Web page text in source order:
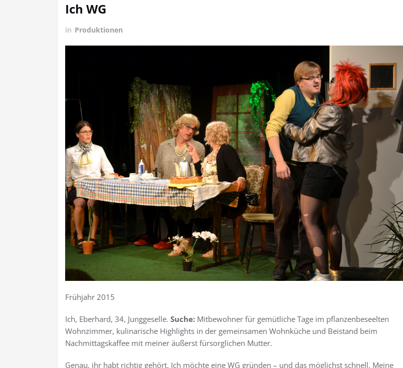
Ich WG
in Produktionen
Frühjahr 2015
Ich, Eberhard, 34, Junggeselle. Suche: Mitbewohner für gemütliche Tage im pflanzenbeseelten
Wohnzimmer, kulinarische Highlights in der gemeinsamen Wohnküche und Beistand beim
Nachmittagskaffee mit meiner äußerst fürsorglichen Mutter.
Genau, ihr habt richtig gehört. Ich möchte eine WG gründen – und das möglichst schnell. Meine